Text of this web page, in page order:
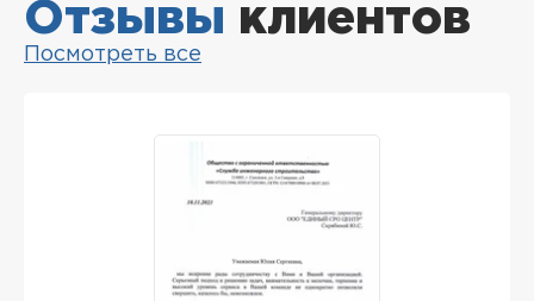
Отзывы клиентов
Посмотреть все